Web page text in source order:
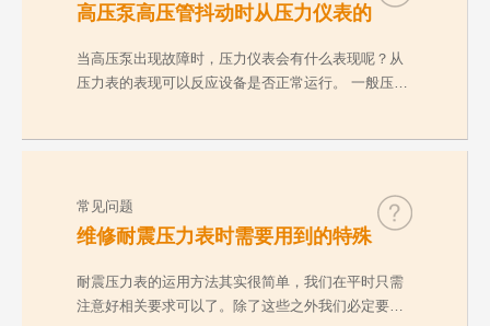
高压泵高压管抖动时从压力仪表的
当高压泵出现故障时，压力仪表会有什么表现呢？从
压力表的表现可以反应设备是否正常运行。 一般压力
常见问题
维修耐震压力表时需要用到的特殊
耐震压力表的运用方法其实很简单，我们在平时只需
注意好相关要求可以了。除了这些之外我们必定要弄